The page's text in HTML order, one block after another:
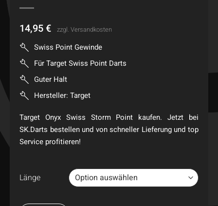
14,95 € zzgl. Versandkosten
Swiss Point Gewinde
Für Target Swiss Point Darts
Guter Halt
Hersteller: Target
Target Onyx Swiss Storm Point kaufen. Jetzt bei
SK.Darts bestellen und von schneller Lieferung und top
Service profitieren!
Länge